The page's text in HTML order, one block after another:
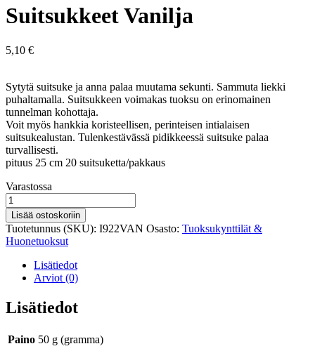
Suitsukkeet Vanilja
5,10 €
Sytytä suitsuke ja anna palaa muutama sekunti. Sammuta liekki
puhaltamalla. Suitsukkeen voimakas tuoksu on erinomainen
tunnelman kohottaja.
Voit myös hankkia koristeellisen, perinteisen intialaisen
suitsukealustan. Tulenkestävässä pidikkeessä suitsuke palaa
turvallisesti.
pituus 25 cm 20 suitsuketta/pakkaus
Varastosaldo
Varastossa
Suitsukkeet
Vanilja
määrä
Lisää ostoskoriin
Tuotetunnus (SKU): I922VAN Osasto: Tuoksukynttilät &
Huonetuoksut
Lisätiedot
Arviot (0)
Lisätiedot
Paino 50 g (gramma)